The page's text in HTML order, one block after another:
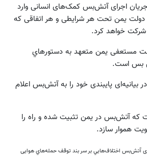
اجرای آتش‌بس کمک‌های انسانی وارد
یمن تحت هر شرایطی و هر اتفاقی که
شرکت خواهد کرد.
مستعفی یمن متعهد به دستورهاي
بس است.
بیانیه‌ای پایبندی خود را به آتش‌بس اعلام
که آتش‌بس در یمن تثبیت شده و راه را
هموار سازد.
آتش‌بس اختلاف‌هايي بر سر بند توقف حمله‌هاي هوایی